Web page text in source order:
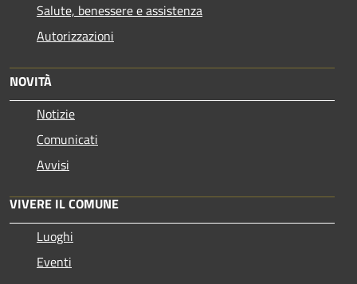
Salute, benessere e assistenza
Autorizzazioni
NOVITÀ
Notizie
Comunicati
Avvisi
VIVERE IL COMUNE
Luoghi
Eventi